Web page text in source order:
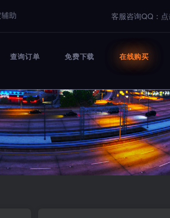
助 客服咨询QQ：
查询订单 免费下载 在线购买